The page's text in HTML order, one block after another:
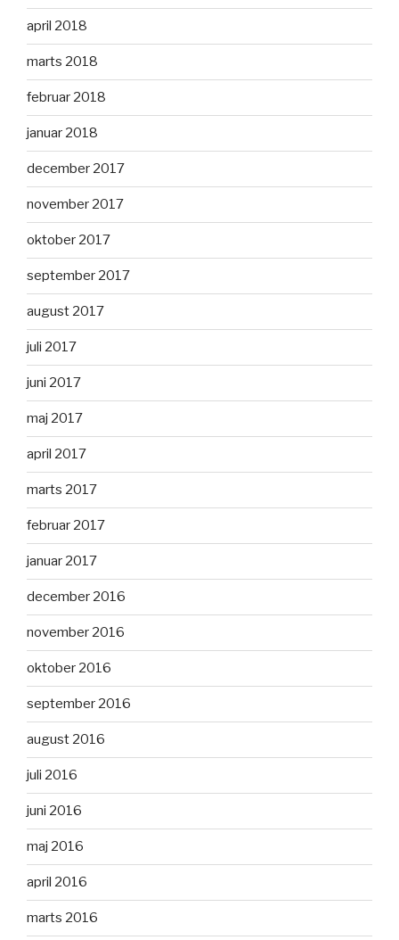
april 2018
marts 2018
februar 2018
januar 2018
december 2017
november 2017
oktober 2017
september 2017
august 2017
juli 2017
juni 2017
maj 2017
april 2017
marts 2017
februar 2017
januar 2017
december 2016
november 2016
oktober 2016
september 2016
august 2016
juli 2016
juni 2016
maj 2016
april 2016
marts 2016